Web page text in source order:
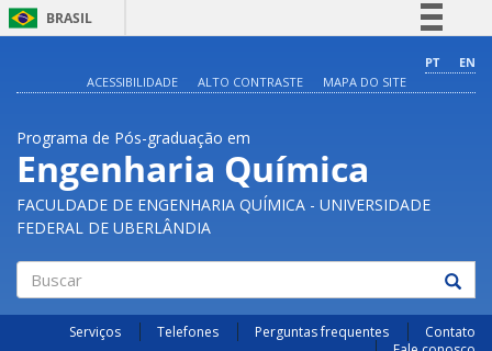
BRASIL
Comunica BR
Acesso à informação
Legislação
PT
EN
ACESSIBILIDADE
ALTO CONTRASTE MAPA DO SITE
Programa de Pós-graduação em
Engenharia Química
FACULDADE DE ENGENHARIA QUÍMICA - UNIVERSIDADE
FEDERAL DE UBERLÂNDIA
Buscar
Serviços Telefones Perguntas frequentes
Contato